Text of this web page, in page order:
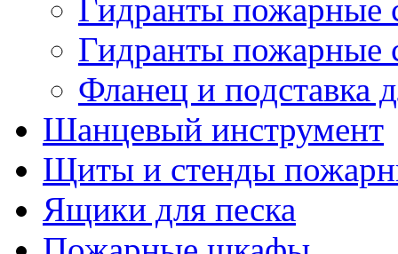
Гидранты пожарные
Гидранты пожарные
Фланец и подставка
Шанцевый инструмент
Щиты и стенды
Ящики для песка